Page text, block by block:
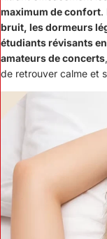
maximum de confort.
bruit, les dormeurs
étudiants révisants
amateurs de concerts
de retrouver calme et